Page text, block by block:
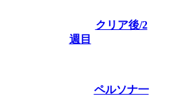
クリア後/2
週目
ペルソナ一